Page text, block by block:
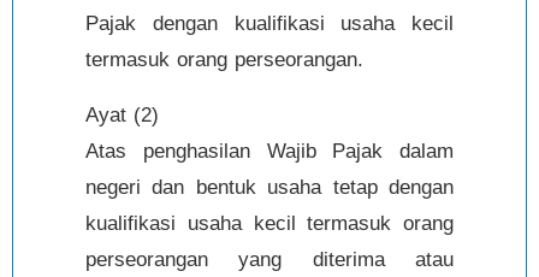
Pajak dengan kualifikasi usaha kecil
termasuk orang perseorangan.
Ayat (2)
Atas penghasilan Wajib Pajak dalam
negeri dan bentuk usaha tetap dengan
kualifikasi usaha kecil termasuk orang
perseorangan yang diterima atau